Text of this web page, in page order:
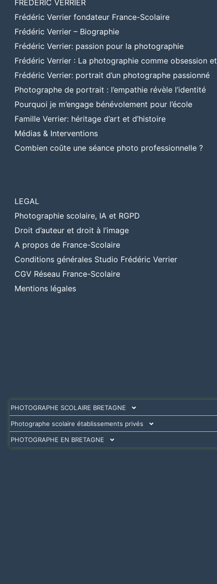
FREDERIC VERRIER
Frédéric Verrier fondateur France-Scolaire
Frédéric Verrier – Biographie
Frédéric Verrier: passion pour la photographie
Frédéric Verrier : La photographie comme obsession
Frédéric Verrier: portrait d’un photographe passionné
Photographe de portrait : l’empathie révèle l’identité
Pourquoi je m’engage bénévolement pour l’école
Famille Verrier: héritage d’art et d’histoire
Médias & Interventions
Combien coûte une séance photo professionnelle ?
LEGAL
Photographie scolaire, IA et RGPD
Droit d’auteur et droit à l’image
A propos de France-Scolaire
Conditions générales Studio Frédéric Verrier
CGV Réseau France-Scolaire
Mentions légales
PHOTOGRAPHE SCOLAIRE BRETAGNE
Photographe scolaire établissements privés
PHOTOGRAPHE EN BRETAGNE